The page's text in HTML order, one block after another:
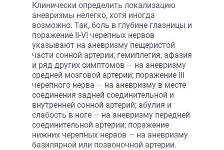
Клинически определить локализацию
аневризмы нелегко, хотя иногда
возможно. Так, боль в глубине глазницы и
поражение II-VI черепных нервов
указывают на аневризму пещеристой
части сонной артерии; гемиплегия, афазия
и ряд других симптомов — на аневризму
средней мозговой артерии; поражение III
черепного нерва — на аневризму в месте
соединения задней соединительной и
внутренней сонной артерий; абулия и
слабость в ноге — на аневризму передней
соединительной артерии; поражение
нижних черепных нервов — на аневризму
базилярной или позвоночной артерии.